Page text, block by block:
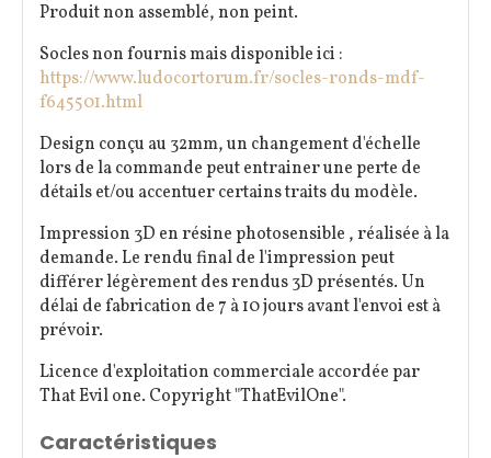
Produit non assemblé, non peint.
Socles non fournis mais disponible ici :
https://www.ludocortorum.fr/socles-ronds-mdf-
f645501.html
Design conçu au 32mm, un changement d'échelle
lors de la commande peut entrainer une perte de
détails et/ou accentuer certains traits du modèle.
Impression 3D en résine photosensible , réalisée à la
demande. Le rendu final de l'impression peut
différer légèrement des rendus 3D présentés. Un
délai de fabrication de 7 à 10 jours avant l'envoi est à
prévoir.
Licence d'exploitation commerciale accordée par
That Evil one. Copyright "ThatEvilOne".
Caractéristiques